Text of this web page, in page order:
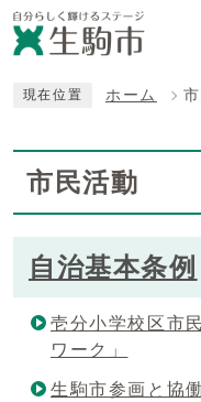
現在位置 ホーム
市民活動
自治基本条例
壱分小学校区市
ワーク」
生駒市参画と協